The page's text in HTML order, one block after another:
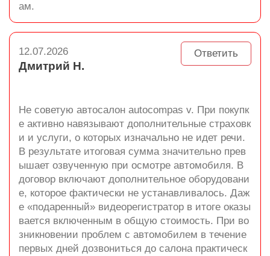
ам.
Ответить
12.07.2026
Дмитрий Н.
Не советую автосалон autocompas v. При покупк
е активно навязывают дополнительные страховк
и и услуги, о которых изначально не идет речи.
В результате итоговая сумма значительно прев
ышает озвученную при осмотре автомобиля. В
договор включают дополнительное оборудовани
е, которое фактически не устанавливалось. Даж
е «подаренный» видеорегистратор в итоге оказы
вается включенным в общую стоимость. При во
зникновении проблем с автомобилем в течение
первых дней дозвониться до салона практическ